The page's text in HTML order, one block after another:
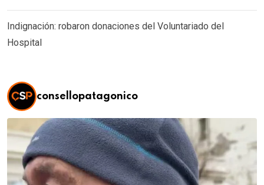
Indignación: robaron donaciones del Voluntariado del
Hospital
consellopatagonico